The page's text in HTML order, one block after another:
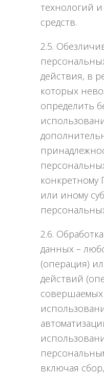
технологий
средств.
2.5.
действия, в
которых
определить
конкретному
или иному
2.6.
данных –
(операция)
действий
совершаемых
включая